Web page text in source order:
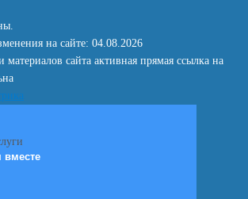
на сайте: 04.08.2026
сайта активная прямая ссылка на
вместе